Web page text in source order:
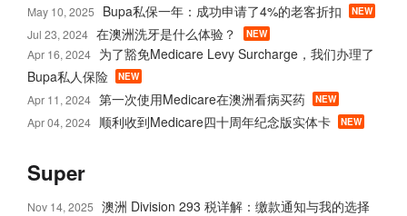
May 10, 2025 Bupa私保一年：成功申请了4%的老客折扣 NEW
Jul 23, 2024 在澳洲洗牙是什么体验？ NEW
Apr 16, 2024 为了豁免Medicare Levy Surcharge，我们办理了
Bupa私人保险
NEW
Apr 11, 2024 第一次使用Medicare在澳洲看病买药 NEW
Apr 04, 2024 顺利收到Medicare四十周年纪念版实体卡 NEW
Super
Nov 14, 2025 澳洲 Division 293 税详解：缴款通知与我的选择